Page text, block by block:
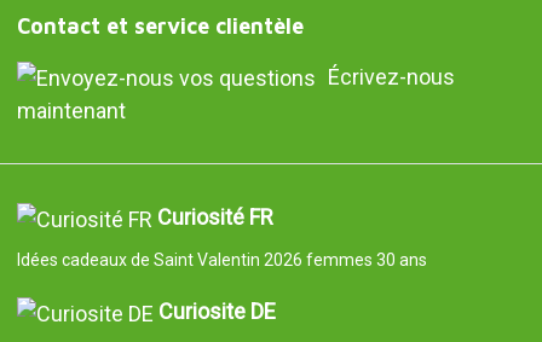
Contact et service clientèle
Écrivez-nous
maintenant
Curiosité FR
Idées cadeaux de Saint Valentin 2026 femmes 30 ans
Curiosite DE